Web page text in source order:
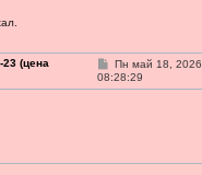
(цена
С
о
о
е
Пн май 18, 2026
08:28:29